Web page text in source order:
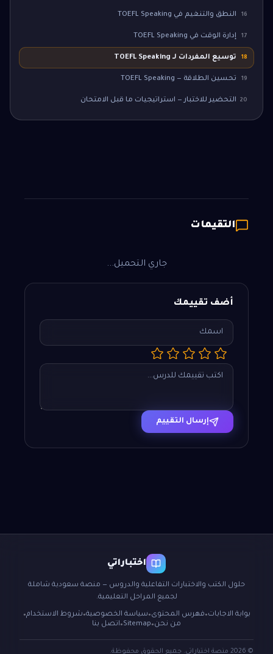
16 النطق والتنغيم في TOEFL Speaking
17 إدارة الوقت في TOEFL Speaking
18 توسيع المفردات لـ TOEFL Speaking
19 تحسين الطلاقة — TOEFL Speaking
20 التحضير للاختبار — استراتيجيات ما قبل الامتحان
التقيمات
جاري التحميل...
أضف تقييمك
إرسال التقييم
اختباراتي
حلول الكتب والاختبارات التفاعلية والدروس — منصة سعودية شاملة
لجميع المراحل التعليمية.
بوابة الاجابات ● فهرس المحتوى ● سياسة الخصوصية● شروط الاستخدام●
من نحن ●
Sitemap
● اتصل بنا
© 2026 منصة اختباراتي. جميع الحقوق محفوظة.